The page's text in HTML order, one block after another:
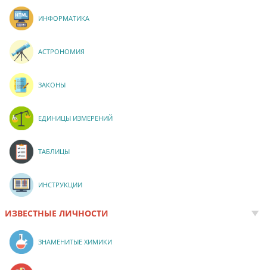
ИНФОРМАТИКА
АСТРОНОМИЯ
ЗАКОНЫ
ЕДИНИЦЫ ИЗМЕРЕНИЙ
ТАБЛИЦЫ
ИНСТРУКЦИИ
ИЗВЕСТНЫЕ ЛИЧНОСТИ
ЗНАМЕНИТЫЕ ХИМИКИ